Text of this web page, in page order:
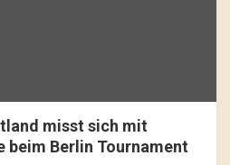
misst sich mit
beim Berlin Tournament